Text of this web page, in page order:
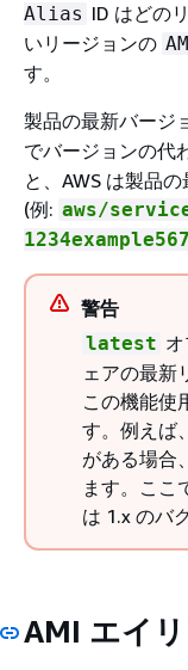
Alias ID はどの
いリージョンの
す。
製品の最新バージ
でバージョンの代
と、AWS は製品
(例: aws/
警告
latest
ェアの最新
この機能使
す。例えば
がある場合
ます。ここ
は 1.x のバ
AMI エイ